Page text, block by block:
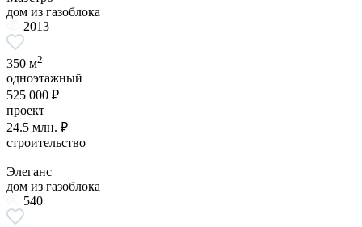
дом из газоблока
2013
350 м2
одноэтажный
525 000 ₽
проект
24.5 млн. ₽
строительство
Элеганс
дом из газоблока
540